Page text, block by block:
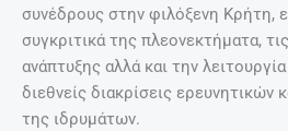
συνέδρους στην φιλόξενη Κρήτη,
συγκριτικά της πλεονεκτήματα,
ανάπτυξης αλλά και την
διεθνείς διακρίσεις ερευνητικών
της ιδρυμάτων.